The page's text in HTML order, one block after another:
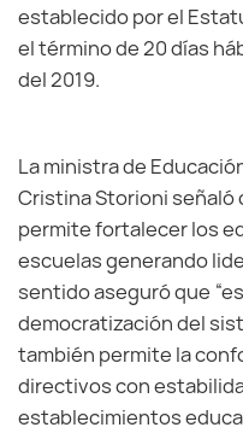
establecido por el
el término de 20 días
del 2019.
La ministra de
Cristina Storioni
permite fortalecer los
escuelas generando
sentido aseguró que
democratización del
también permite la
directivos con
establecimientos